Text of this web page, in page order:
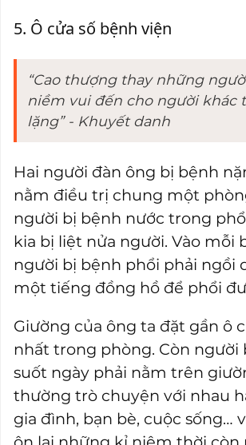
5. Ô cửa số bệnh viện
“Cao thượng thay những
niềm vui đến cho người khác
lặng” - Khuyết danh
Hai người đàn ông bị bệnh
nằm điều trị chung một
người bị bệnh nước trong
kia bị liệt nửa người. Vào mỗi
người bị bệnh phổi phải ngồi
một tiếng đồng hồ để phổi
Giường của ông ta đặt gần ô
nhất trong phòng. Còn người
suốt ngày phải nằm trên
thường trò chuyện với nhau
gia đình, bạn bè, cuộc sống…